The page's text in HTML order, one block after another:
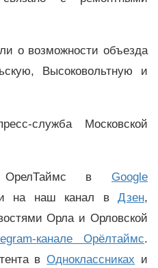
о возможности объезда
Высоковольтную и
служба Московской
ОрелТаймс в Google
на наш канал вДзен,
Орла и Орловской
канале Орёлтаймс.
вОдноклассниках и